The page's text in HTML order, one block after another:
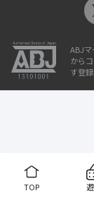
TOP
ABJ
から
す登